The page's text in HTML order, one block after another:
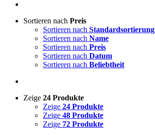
Sortieren nach Preis
Sortieren nach Standardsortierung
Sortieren nach Name
Sortieren nach Preis
Sortieren nach Datum
Sortieren nach Beliebtheit
Zeige 24 Produkte
Zeige 24 Produkte
Zeige 48 Produkte
Zeige 72 Produkte